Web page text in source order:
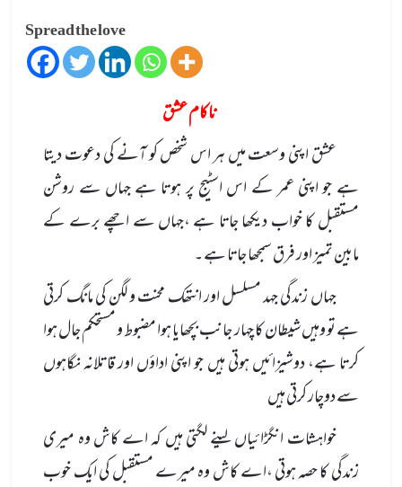
Spread the love
ناکام عشق
عشق اپنی وسعت میں ہر اس شخص کو آنے کی دعوت دیتا
ہے جو اپنی عمر کے اس اسٹیج پر ہوتا ہے جہاں سے روشن
مستقبل کا خواب دیکھا جاتا ہے ،جہاں سے اچھے برے کے
مابین تمیز اور فرق سمجھا جاتا ہے ۔
جہاں زندگی جہد مسلسل اور انتھک محنت و لگن کی مانگ کرتی
ہے تو وہیں شیطان کا چہار جانب بچھایا ہوا مضبوط و مستحکم جال ہوا
کرتا ہے، دوشیزائیں ہوتی ہیں جو اپنی اداؤں اور قاتلانہ نگاہوں
سے دوچار کرتی ہیں
خواہشات انگڑائیاں لینے لگتی ہیں کہ اے کاش وہ میری
زندگی کا حصہ ہوتی ،اے کاش وہ میرے مستقبل کی ایک خوب